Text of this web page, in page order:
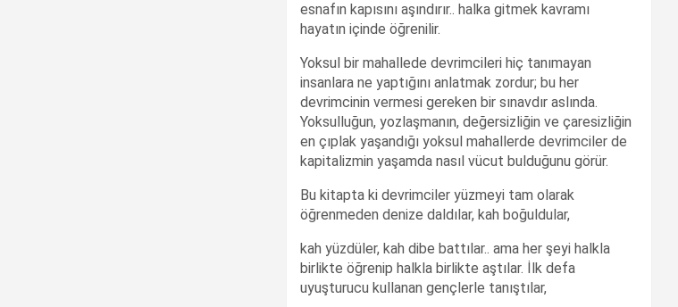
esnafın kapısını aşındırır.. halka gitmek kavramı
hayatın içinde öğrenilir.
Yoksul bir mahallede devrimcileri hiç tanımayan
insanlara ne yaptığını anlatmak zordur; bu her
devrimcinin vermesi gereken bir sınavdır aslında.
Yoksulluğun, yozlaşmanın, değersizliğin ve çaresizliğin
en çıplak yaşandığı yoksul mahallerde devrimciler de
kapitalizmin yaşamda nasıl vücut bulduğunu görür.
Bu kitapta ki devrimciler yüzmeyi tam olarak
öğrenmeden denize daldılar, kah boğuldular,
kah yüzdüler, kah dibe battılar.. ama her şeyi halkla
birlikte öğrenip halkla birlikte aştılar. İlk defa
uyuşturucu kullanan gençlerle tanıştılar,